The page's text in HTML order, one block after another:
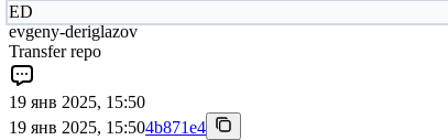
ED
evgeny-deriglazov
Transfer repo
19 янв 2025, 15:50
19 янв 2025, 15:504b871e4